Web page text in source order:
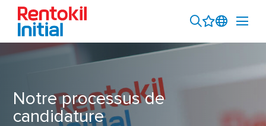
Notre processus de
candidature